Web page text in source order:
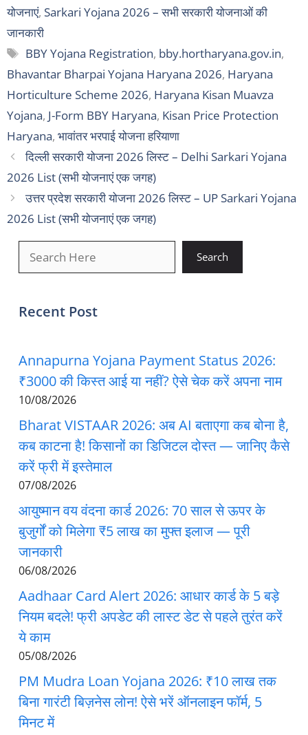
योजनाएं, Sarkari Yojana 2026 – सभी सरकारी योजनाओं की
जानकारी
Tags
BBY Yojana Registration, bby.hortharyana.gov.in,
Bhavantar Bharpai Yojana Haryana 2026, Haryana
Horticulture Scheme 2026, Haryana Kisan Muavza
Yojana, J-Form BBY Haryana, Kisan Price Protection
Haryana, भावांतर भरपाई योजना हरियाणा
दिल्ली सरकारी योजना 2026 लिस्ट – Delhi Sarkari Yojana
2026 List (सभी योजनाएं एक जगह)
उत्तर प्रदेश सरकारी योजना 2026 लिस्ट – UP Sarkari Yojana
2026 List (सभी योजनाएं एक जगह)
Search
Recent Post
Annapurna Yojana Payment Status 2026:
₹3000 की किस्त आई या नहीं? ऐसे चेक करें अपना नाम
10/08/2026
Bharat VISTAAR 2026: अब AI बताएगा कब बोना है,
कब काटना है! किसानों का डिजिटल दोस्त — जानिए कैसे
करें फ्री में इस्तेमाल
07/08/2026
आयुष्मान वय वंदना कार्ड 2026: 70 साल से ऊपर के
बुजुर्गों को मिलेगा ₹5 लाख का मुफ्त इलाज — पूरी
जानकारी
06/08/2026
Aadhaar Card Alert 2026: आधार कार्ड के 5 बड़े
नियम बदले! फ्री अपडेट की लास्ट डेट से पहले तुरंत करें
ये काम
05/08/2026
PM Mudra Loan Yojana 2026: ₹10 लाख तक
बिना गारंटी बिज़नेस लोन! ऐसे भरें ऑनलाइन फॉर्म, 5
मिनट में